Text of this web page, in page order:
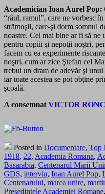
Academician Ioan Aurel Pop:
“râul, ramul”, care ne vorbesc
strămoşii, care-şi dorm somnul
noastre. Cel mai bine ar fi să ne
pentru copiii şi nepoţii noştri,
facem cu ea experimente
noştri, cum ar zice Ştefan cel
trebui un dram de adevăr şi unul
iar toate acestea se pot obţine
şcoală.
A consemnatVICTOR
Posted in Documentare, Top
1918, 22, Academia Romana,
Basarabia, Centenarul Marii
GDS, interviu, Ioan Aurel Pop,
Centenarului, marea unire,
Presedintele Academiei Romane,